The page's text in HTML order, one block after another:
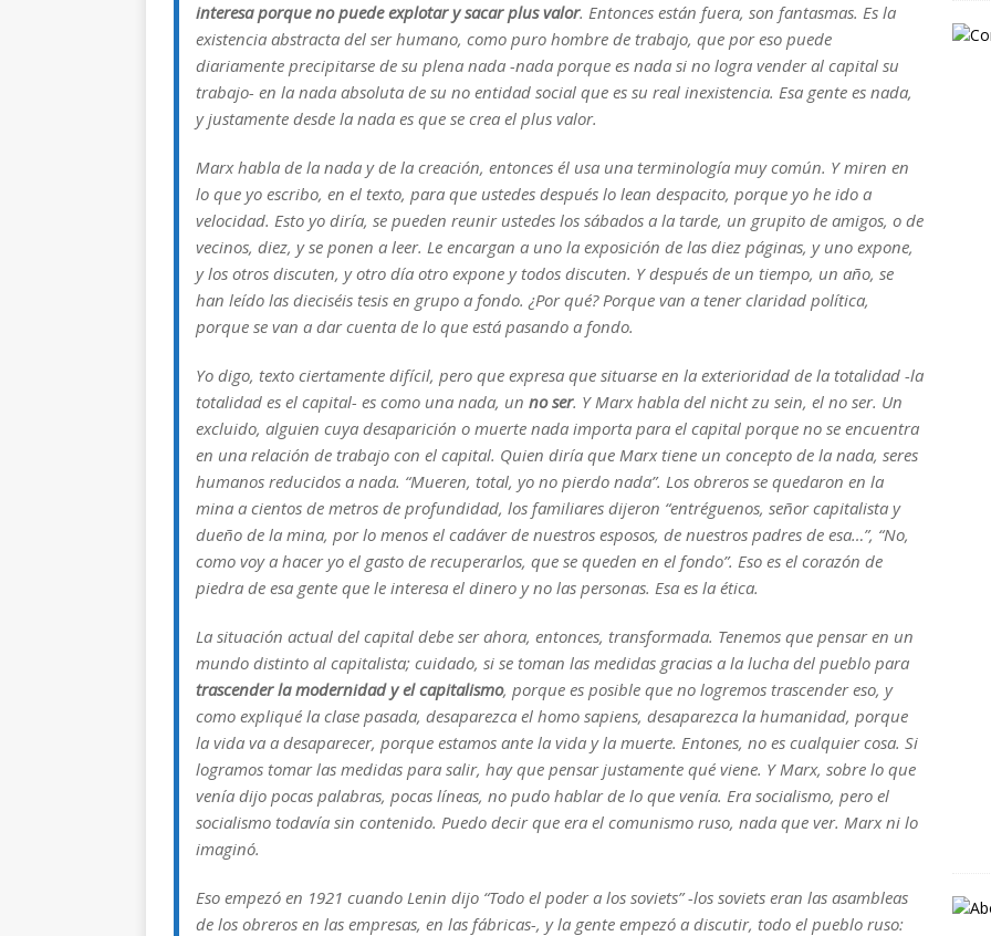
interesa porque no puede explotar y sacar plus valor. Entonces están fuera, son fantasmas. Es la
existencia abstracta del ser humano, como puro hombre de trabajo, que por eso puede
diariamente precipitarse de su plena nada -nada porque es nada si no logra vender al capital su
trabajo- en la nada absoluta de su no entidad social que es su real inexistencia. Esa gente es nada,
y justamente desde la nada es que se crea el plus valor.
Marx habla de la nada y de la creación, entonces él usa una terminología muy común. Y miren en
lo que yo escribo, en el texto, para que ustedes después lo lean despacito, porque yo he ido a
velocidad. Esto yo diría, se pueden reunir ustedes los sábados a la tarde, un grupito de amigos, o de
vecinos, diez, y se ponen a leer. Le encargan a uno la exposición de las diez páginas, y uno expone,
y los otros discuten, y otro día otro expone y todos discuten. Y después de un tiempo, un año, se
han leído las dieciséis tesis en grupo a fondo. ¿Por qué? Porque van a tener claridad política,
porque se van a dar cuenta de lo que está pasando a fondo.
Yo digo, texto ciertamente difícil, pero que expresa que situarse en la exterioridad de la totalidad -la
totalidad es el capital- es como una nada, un no ser. Y Marx habla del nicht zu sein, el no ser. Un
excluido, alguien cuya desaparición o muerte nada importa para el capital porque no se encuentra
en una relación de trabajo con el capital. Quien diría que Marx tiene un concepto de la nada, seres
humanos reducidos a nada. “Mueren, total, yo no pierdo nada”. Los obreros se quedaron en la
mina a cientos de metros de profundidad, los familiares dijeron “entréguenos, señor capitalista y
dueño de la mina, por lo menos el cadáver de nuestros esposos, de nuestros padres de esa…”, “No,
como voy a hacer yo el gasto de recuperarlos, que se queden en el fondo”. Eso es el corazón de
piedra de esa gente que le interesa el dinero y no las personas. Esa es la ética.
La situación actual del capital debe ser ahora, entonces, transformada. Tenemos que pensar en un
mundo distinto al capitalista; cuidado, si se toman las medidas gracias a la lucha del pueblo para
trascender la modernidad y el capitalismo, porque es posible que no logremos trascender eso, y
como expliqué la clase pasada, desaparezca el homo sapiens, desaparezca la humanidad, porque
la vida va a desaparecer, porque estamos ante la vida y la muerte. Entones, no es cualquier cosa. Si
logramos tomar las medidas para salir, hay que pensar justamente qué viene. Y Marx, sobre lo que
venía dijo pocas palabras, pocas líneas, no pudo hablar de lo que venía. Era socialismo, pero el
socialismo todavía sin contenido. Puedo decir que era el comunismo ruso, nada que ver. Marx ni lo
imaginó.
Eso empezó en 1921 cuando Lenin dijo “Todo el poder a los soviets” -los soviets eran las asambleas
de los obreros en las empresas, en las fábricas-, y la gente empezó a discutir, todo el pueblo ruso: